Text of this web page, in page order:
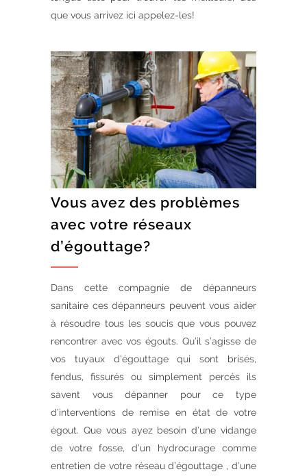
que vous arrivez ici appelez-les!
Vous avez des problèmes
avec votre réseaux
d’égouttage?
Dans cette compagnie de dépanneurs
sanitaire ces dépanneurs peuvent vous aider
à résoudre tous les soucis que vous pouvez
rencontrer avec vos égouts. Qu’il s’agisse de
vos tuyaux d’égouttage qui sont brisés,
fendus, fissurés ou simplement percés ils
savent vous dépanner pour ce type
d’interventions de remise en état de votre
égout. Que vous ayez besoin d’une vidange
de votre fosse, d’un hydrocurage comme
entretien de votre réseau d’égouttage , d’une